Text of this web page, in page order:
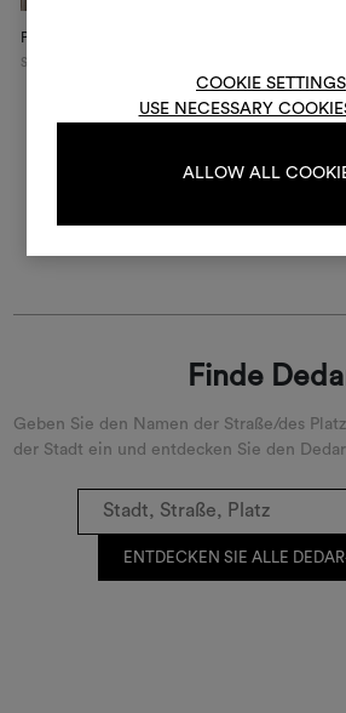
COOKIE SETTINGS
USE NECESSARY
ALLOW ALL
Private Apartment
Switzerland
Finde
Geben Sie den Namen der Straße/des
der Stadt ein und entdecken Sie den
ENTDECKEN SIE ALLE